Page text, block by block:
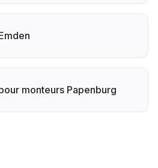
monteurs Papenburg